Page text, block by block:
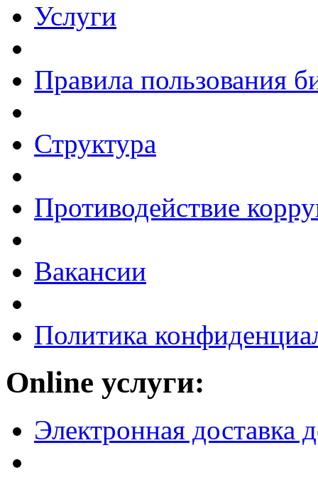
Услуги
Правила пользования
Структура
Противодействие
Вакансии
Политика
Online услуги:
Электронная доставка